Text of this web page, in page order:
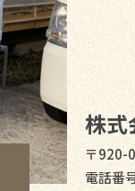
株式
〒920-
電話番